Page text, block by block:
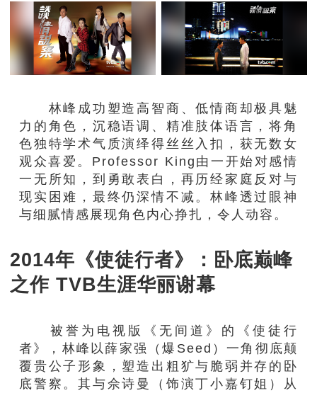
林峰成功塑造高智商、低情商却极具魅
力的角色，沉稳语调、精准肢体语言，将角
色独特学术气质演绎得丝丝入扣，获无数女
观众喜爱。Professor King由一开始对感情
一无所知，到勇敢表白，再历经家庭反对与
现实困难，最终仍深情不减。林峰透过眼神
与细腻情感展现角色内心挣扎，令人动容。
2014年《使徒行者》：卧底巅峰
之作 TVB生涯华丽谢幕
被誉为电视版《无间道》的《使徒行
者》，林峰以薛家强（爆Seed）一角彻底颠
覆贵公子形象，塑造出粗犷与脆弱并存的卧
底警察。其与佘诗曼（饰演丁小嘉钉姐）从